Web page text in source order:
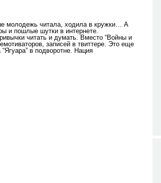
молодежь читала, ходила в кружки… А
и пошлые шутки в интернете.
читать и думать. Вместо “Войны и
записей в твиттере. Это еще
в подворотне. Нация